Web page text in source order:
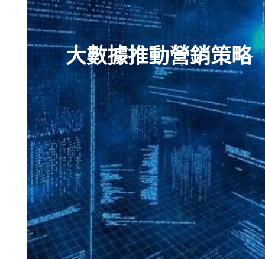
大數據推動營銷策略